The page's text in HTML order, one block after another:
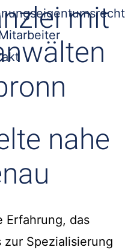
mit
nahe
Erfahrung, das
Spezialisierung